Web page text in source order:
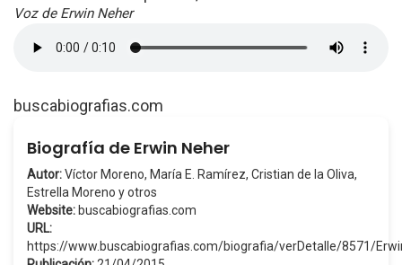
Voz de Erwin Neher
buscabiografias.com
Biografía de Erwin Neher
Autor:Víctor Moreno, María E. Ramírez, Cristian de la Oliva,
Estrella Moreno y otros
Website: buscabiografias.com
URL:
https://www.buscabiografias.com/biografia/verDetalle/8571/